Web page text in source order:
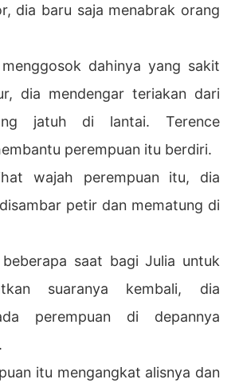
dia baru saja menabrak orang
dahinya yang sakit
dia mendengar teriakan dari
jatuh di lantai. Terence
perempuan itu berdiri.
wajah perempuan itu, dia
petir dan mematung di
saat bagi Julia untuk
suaranya kembali, dia
perempuan di depannya
itu mengangkat alisnya dan